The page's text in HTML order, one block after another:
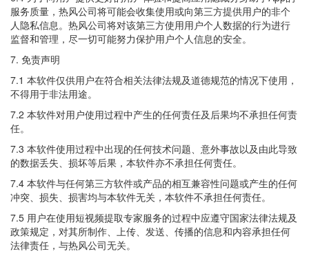
服务质量，热风公司将可能会收集使用或向第三方提供用户的非个
人隐私信息。热风公司将对该第三方使用用户个人数据的行为进行
监督和管理，尽一切可能努力保护用户个人信息的安全。
7. 免责声明
7.1 本软件仅供用户在符合相关法律法规及道德规范的情况下使用，
不得用于非法用途。
7.2 本软件对用户使用过程中产生的任何责任及后果均不承担任何责
任。
7.3 本软件使用过程中出现的任何技术问题、意外事故以及由此导致
的数据丢失、损坏等后果，本软件亦不承担任何责任。
7.4 本软件与任何第三方软件或产品的相互兼容性问题或产生的任何
冲突、损失、损害均与本软件无关，本软件不承担任何责任。
7.5 用户在使用短视频提取专家服务的过程中应遵守国家法律法规及
政策规定，对其所制作、上传、发送、传播的信息和内容承担任何
法律责任，与热风公司无关。